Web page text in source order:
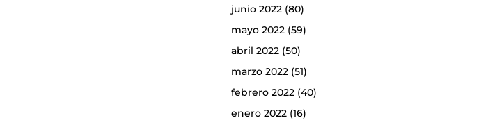
junio 2022(80)
mayo 2022(59)
abril 2022(50)
marzo 2022(51)
febrero 2022(40)
enero 2022(16)